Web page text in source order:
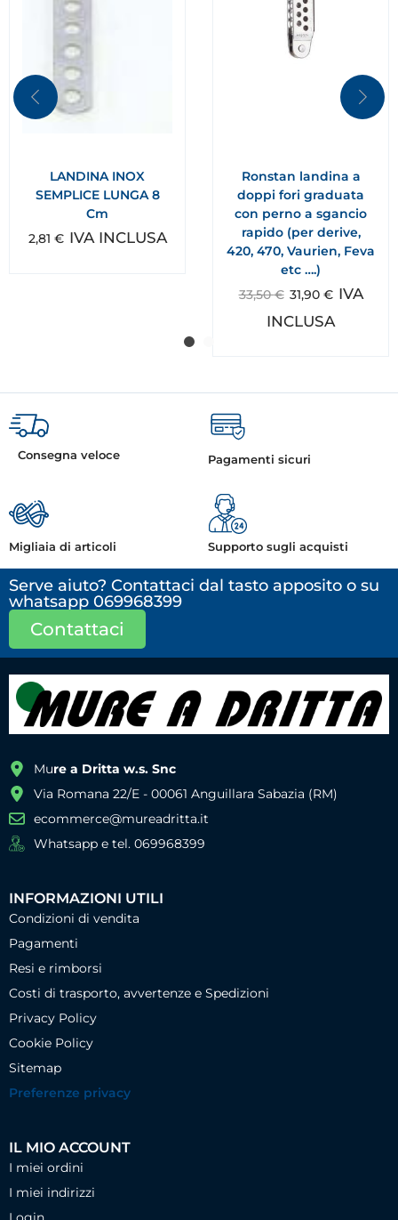
LANDINA INOX
SEMPLICE LUNGA 8
Cm
2,81 € IVA INCLUSA
Ronstan landina a
doppi fori graduata
con perno a sgancio
rapido (per derive,
420, 470, Vaurien, Feva
etc ….)
33,50€ 31,90 € IVA
INCLUSA
Consegna veloce Pagamenti sicuri
Migliaia di articoli Supporto sugli acquisti
Serve aiuto? Contattaci dal tasto apposito o su
whatsapp 069968399
Contattaci
Mure a Dritta w.s. Snc
Via Romana 22/E - 00061 Anguillara Sabazia (RM)
ecommerce@mureadritta.it
Whatsapp e tel. 069968399
INFORMAZIONI UTILI
Condizioni di vendita
Pagamenti
Resi e rimborsi
Costi di trasporto, avvertenze e Spedizioni
Privacy Policy
Cookie Policy
Sitemap
Preferenze privacy
IL MIO ACCOUNT
I miei ordini
I miei indirizzi